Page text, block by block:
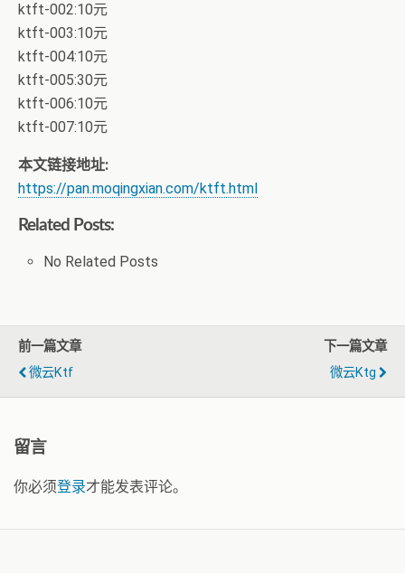
ktft-002:10元
ktft-003:10元
ktft-004:10元
ktft-005:30元
ktft-006:10元
ktft-007:10元
本文链接地址:
https://pan.moqingxian.com/ktft.html
Related Posts:
No Related Posts
前一篇文章
微云ktf
下一篇文章
微云ktg
留言
你必须登录才能发表评论。